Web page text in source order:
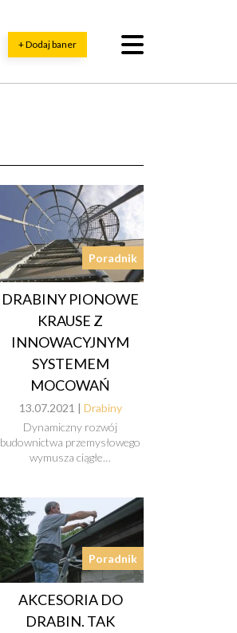
+ Dodaj baner
Poradnik
DRABINY PIONOWE
KRAUSE Z
INNOWACYJNYM
SYSTEMEM
MOCOWAŃ
13.07.2021 | Drabiny
Dynamiczny rozwój
budownictwa przemysłowego
wymusza ciągłe…
Poradnik
AKCESORIA DO
DRABIN. TAK